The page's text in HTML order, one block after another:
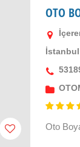
OTO
İstanbul
Oto